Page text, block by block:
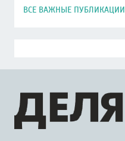
ВСЕ ВАЖНЫЕ ПУБЛИКАЦИИ